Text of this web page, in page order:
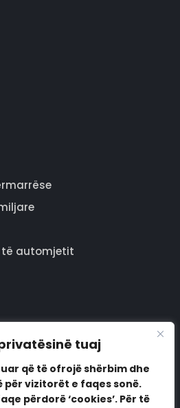
tuaj
që të ofrojë shërbim dhe
për vizitorët e faqes sonë.
përdorë ‘cookies’. Për të
të automjetit